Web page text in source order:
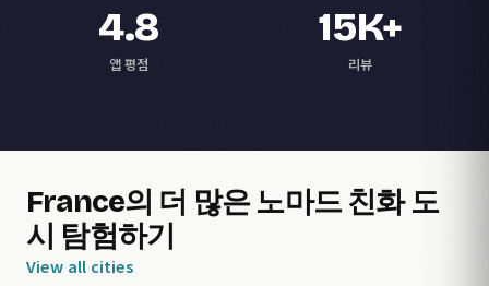
4.8
앱 평점
15K+
리뷰
France의 더 많은 노마드 친화 도
시 탐험하기
View all cities